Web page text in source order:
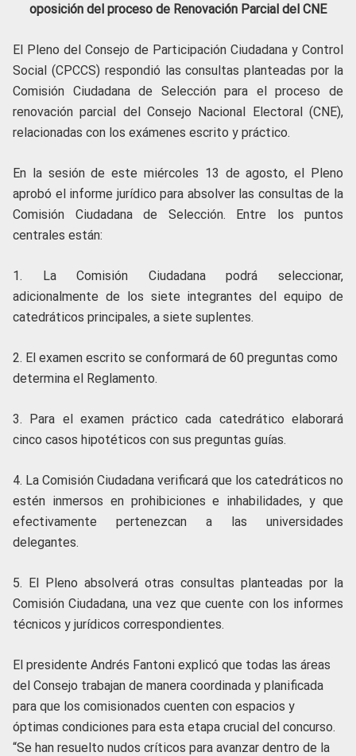
oposición del proceso de Renovación Parcial del CNE
El Pleno del Consejo de Participación Ciudadana y Control
Social (CPCCS) respondió las consultas planteadas por la
Comisión Ciudadana de Selección para el proceso de
renovación parcial del Consejo Nacional Electoral (CNE),
relacionadas con los exámenes escrito y práctico.
En la sesión de este miércoles 13 de agosto, el Pleno
aprobó el informe jurídico para absolver las consultas de la
Comisión Ciudadana de Selección. Entre los puntos
centrales están:
1. La Comisión Ciudadana podrá seleccionar,
adicionalmente de los siete integrantes del equipo de
catedráticos principales, a siete suplentes.
2. ⁠El examen escrito se conformará de 60 preguntas como
determina el Reglamento.
3. ⁠Para el examen práctico cada catedrático elaborará
cinco casos hipotéticos con sus preguntas guías.
4. La Comisión Ciudadana verificará que los catedráticos no
estén inmersos en prohibiciones e inhabilidades, y que
efectivamente pertenezcan a las universidades
delegantes.
5. El Pleno absolverá otras consultas planteadas por la
Comisión Ciudadana, una vez que cuente con los informes
técnicos y jurídicos correspondientes.
El presidente Andrés Fantoni explicó que todas las áreas
del Consejo trabajan de manera coordinada y planificada
para que los comisionados cuenten con espacios y
óptimas condiciones para esta etapa crucial del concurso.
“Se han resuelto nudos críticos para avanzar dentro de la